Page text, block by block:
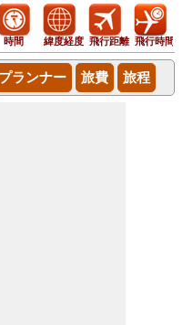
時間 緯度経度 飛行距離 飛行時間
プランナー 旅費 旅程